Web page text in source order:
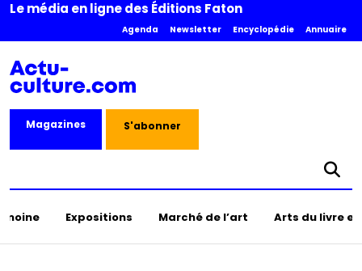
Le média en ligne des Éditions Faton
Agenda Newsletter Encyclopédie Annuaire
Magazines S'abonner
Expositions Marché de l’art Arts du livre